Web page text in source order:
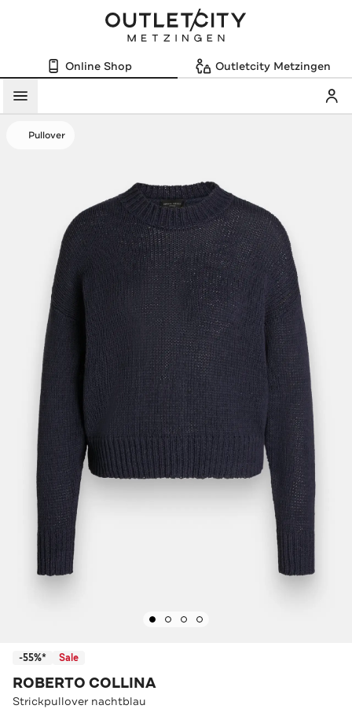
Online Shop Outletcity Metzingen
Menü
Pullover
-55%* Sale
ROBERTO COLLINA
Strickpullover nachtblau